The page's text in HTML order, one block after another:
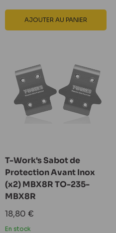
AJOUTER AU PANIER
T-Work's Sabot de
Protection Avant Inox
(x2) MBX8R TO-235-
MBX8R
Prix
réduit
18,80 €
En stock